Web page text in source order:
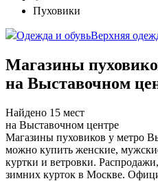
Пуховики
Одежда и обувьВерхняя
Магазины
на Выставочном
Найдено 15 мест
на Выставочном центре
Магазины пуховиков у метро
можно купить женские,
куртки и ветровки.
зимних курток в Москве.